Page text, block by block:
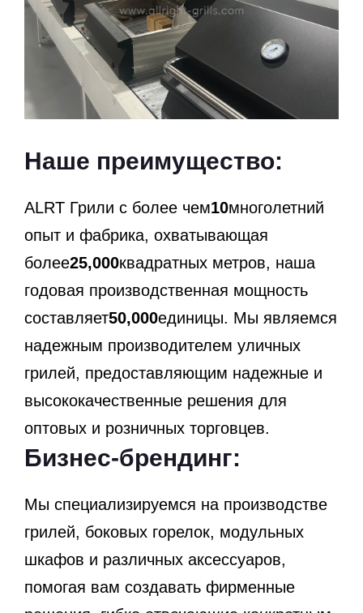
Наше преимущество:
ALRT Грили с более чем10многолетний
опыт и фабрика, охватывающая
более25,000квадратных метров, наша
годовая производственная мощность
составляет50,000единицы. Мы являемся
надежным производителем уличных
грилей, предоставляющим надежные и
высококачественные решения для
оптовых и розничных торговцев.
Бизнес-брендинг:
Мы специализируемся на производстве
грилей, боковых горелок, модульных
шкафов и различных аксессуаров,
помогая вам создавать фирменные